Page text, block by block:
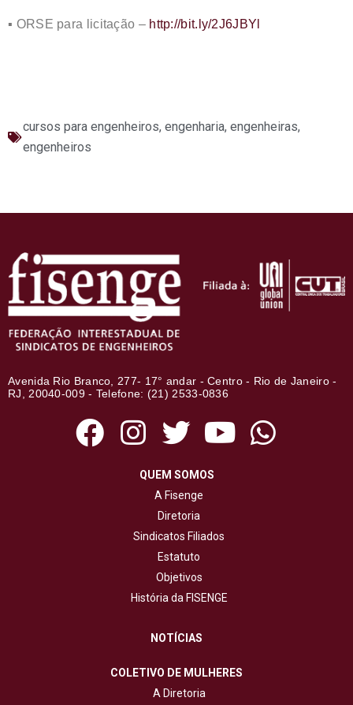
▪️ ORSE para licitação – http://bit.ly/2J6JBYl
cursos para engenheiros, engenharia, engenheiras,
engenheiros
Avenida Rio Branco, 277- 17° andar - Centro - Rio de Janeiro -
RJ, 20040-009 - Telefone: (21) 2533-0836
QUEM SOMOS
A Fisenge
Diretoria
Sindicatos Filiados
Estatuto
Objetivos
História da FISENGE
NOTÍCIAS
COLETIVO DE MULHERES
A Diretoria